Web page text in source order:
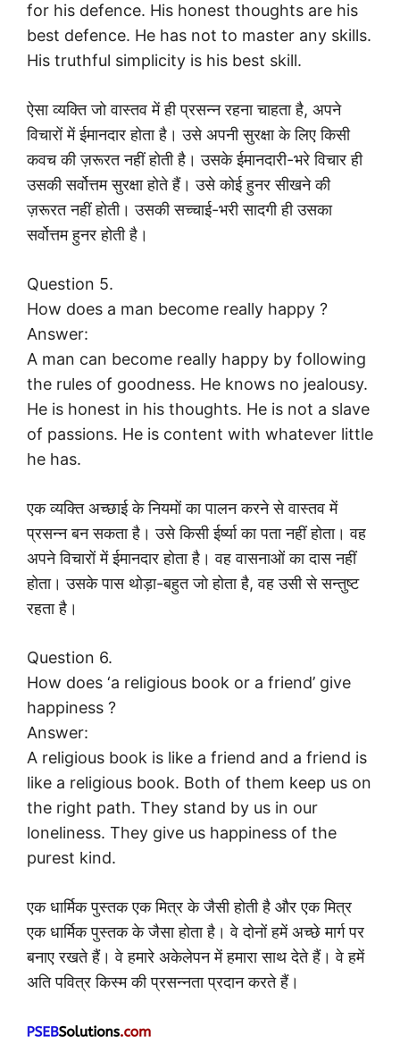
for his defence. His honest thoughts are his
best defence. He has not to master any skills.
His truthful simplicity is his best skill.
ऐसा व्यक्ति जो वास्तव में ही प्रसन्न रहना चाहता है, अपने
विचारों में ईमानदार होता है। उसे अपनी सुरक्षा के लिए किसी
कवच की ज़रूरत नहीं होती है। उसके ईमानदारी-भरे विचार ही
उसकी सर्वोत्तम सुरक्षा होते हैं। उसे कोई हुनर सीखने की
ज़रूरत नहीं होती। उसकी सच्चाई-भरी सादगी ही उसका
सर्वोत्तम हुनर होती है।
Question 5.
How does a man become really happy ?
Answer:
A man can become really happy by following
the rules of goodness. He knows no jealousy.
He is honest in his thoughts. He is not a slave
of passions. He is content with whatever little
he has.
एक व्यक्ति अच्छाई के नियमों का पालन करने से वास्तव में
प्रसन्न बन सकता है। उसे किसी ईर्ष्या का पता नहीं होता। वह
अपने विचारों में ईमानदार होता है। वह वासनाओं का दास नहीं
होता। उसके पास थोड़ा-बहुत जो होता है, वह उसी से सन्तुष्ट
रहता है।
Question 6.
How does ‘a religious book or a friend’ give
happiness ?
Answer:
A religious book is like a friend and a friend is
like a religious book. Both of them keep us on
the right path. They stand by us in our
loneliness. They give us happiness of the
purest kind.
एक धार्मिक पुस्तक एक मित्र के जैसी होती है और एक मित्र
एक धार्मिक पुस्तक के जैसा होता है। वे दोनों हमें अच्छे मार्ग पर
बनाए रखते हैं। वे हमारे अकेलेपन में हमारा साथ देते हैं। वे हमें
अति पवित्र किस्म की प्रसन्नता प्रदान करते हैं।